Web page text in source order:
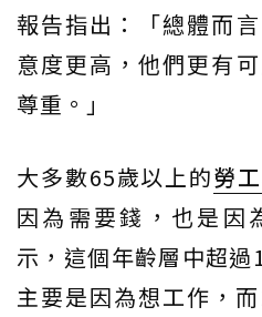
報告指出：「總體而
意度更高，他們更有
尊重。」
大多數65歲以上的勞工
因為需要錢，也是因
示，這個年齡層中超
主要是因為想工作，